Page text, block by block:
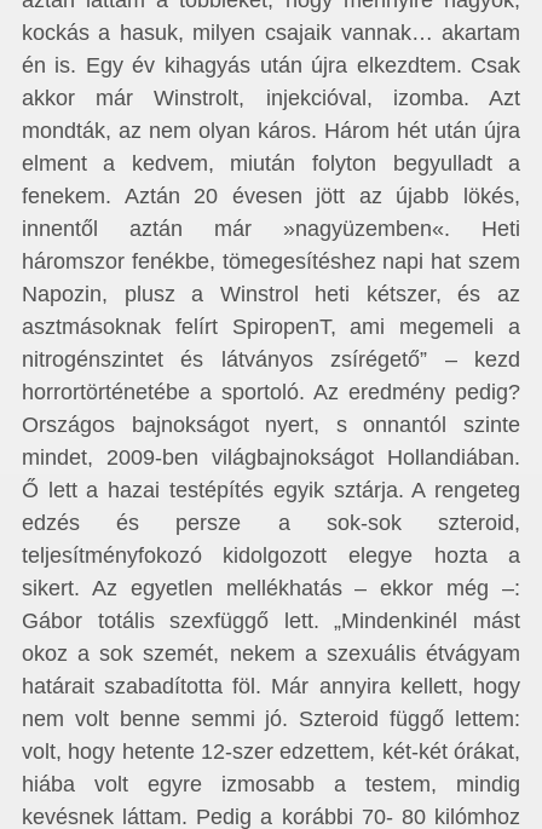
kockás a hasuk, milyen csajaik vannak… akartam
én is. Egy év kihagyás után újra elkezdtem. Csak
akkor már Winstrolt, injekcióval, izomba. Azt
mondták, az nem olyan káros. Három hét után újra
elment a kedvem, miután folyton begyulladt a
fenekem. Aztán 20 évesen jött az újabb lökés,
innentől aztán már »nagyüzemben«. Heti
háromszor fenékbe, tömegesítéshez napi hat szem
Napozin, plusz a Winstrol heti kétszer, és az
asztmásoknak felírt SpiropenT, ami megemeli a
nitrogénszintet és látványos zsírégető” – kezd
horrortörténetébe a sportoló. Az eredmény pedig?
Országos bajnokságot nyert, s onnantól szinte
mindet, 2009-ben világbajnokságot Hollandiában.
Ő lett a hazai testépítés egyik sztárja. A rengeteg
edzés és persze a sok-sok szteroid,
teljesítményfokozó kidolgozott elegye hozta a
sikert. Az egyetlen mellékhatás – ekkor még –:
Gábor totális szexfüggő lett. „Mindenkinél mást
okoz a sok szemét, nekem a szexuális étvágyam
határait szabadította föl. Már annyira kellett, hogy
nem volt benne semmi jó. Szteroid függő lettem:
volt, hogy hetente 12-szer edzettem, két-két órákat,
hiába volt egyre izmosabb a testem, mindig
kevésnek láttam. Pedig a korábbi 70- 80 kilómhoz